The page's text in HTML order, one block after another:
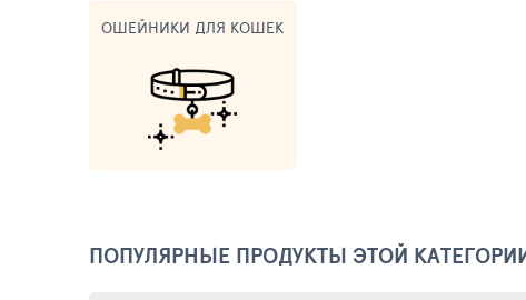
ОШЕЙНИКИ ДЛЯ КОШЕК
ПОПУЛЯРНЫЕ ПРОДУКТЫ ЭТОЙ